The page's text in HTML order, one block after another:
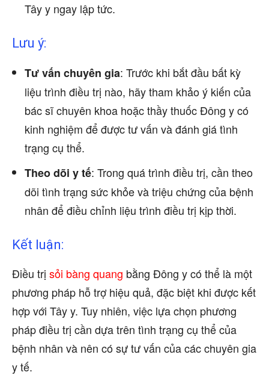
Tây y ngay lập tức.
Lưu ý:
Tư vấn chuyên gia: Trước khi bắt đầu bất kỳ
liệu trình điều trị nào, hãy tham khảo ý kiến của
bác sĩ chuyên khoa hoặc thầy thuốc Đông y có
kinh nghiệm để được tư vấn và đánh giá tình
trạng cụ thể.
Theo dõi y tế: Trong quá trình điều trị, cần theo
dõi tình trạng sức khỏe và triệu chứng của bệnh
nhân để điều chỉnh liệu trình điều trị kịp thời.
Kết luận:
Điều trị sỏi bàng quang bằng Đông y có thể là một
phương pháp hỗ trợ hiệu quả, đặc biệt khi được kết
hợp với Tây y. Tuy nhiên, việc lựa chọn phương
pháp điều trị cần dựa trên tình trạng cụ thể của
bệnh nhân và nên có sự tư vấn của các chuyên gia
y tế.